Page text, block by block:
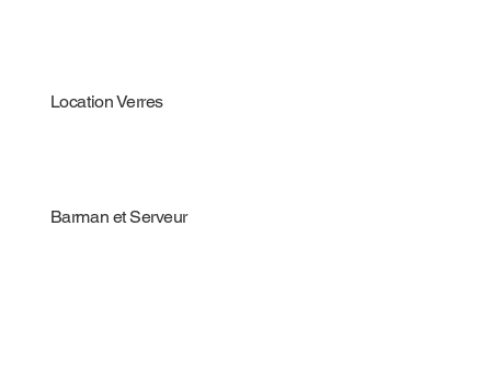
Location Verres
Barman et Serveur